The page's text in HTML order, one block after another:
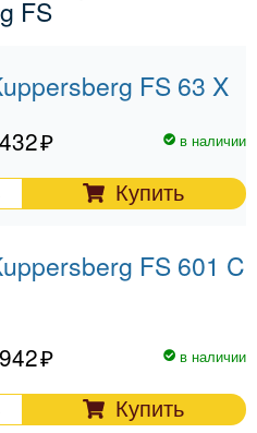
FS
FS 63 X
в наличии
Купить
FS 601 C
в наличии
Купить